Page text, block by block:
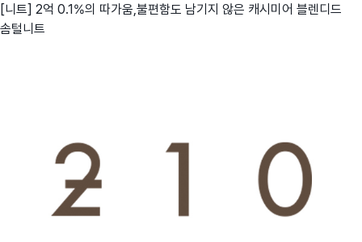
[니트] 2억 0.1%의 따가움,불편함도 남기지 않은 캐시미어 블렌디드
솜털니트